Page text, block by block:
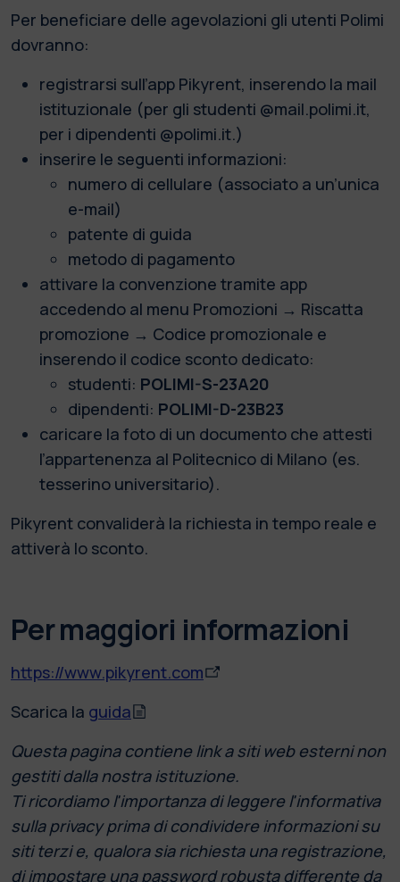
Per beneficiare delle agevolazioni gli utenti Polimi
dovranno:
registrarsi sull’app Pikyrent, inserendo la mail
istituzionale (per gli studenti @mail.polimi.it,
per i dipendenti @polimi.it.)
inserire le seguenti informazioni:
numero di cellulare (associato a un’unica
e-mail)
patente di guida
metodo di pagamento
attivare la convenzione tramite app
accedendo al menu Promozioni → Riscatta
promozione → Codice promozionale e
inserendo il codice sconto dedicato:
studenti: POLIMI-S-23A20
dipendenti: POLIMI-D-23B23
caricare la foto di un documento che attesti
l’appartenenza al Politecnico di Milano (es.
tesserino universitario).
Pikyrent convaliderà la richiesta in tempo reale e
attiverà lo sconto.
Per maggiori informazioni
https://www.pikyrent.com
Scarica la guida
Questa pagina contiene link a siti web esterni non
gestiti dalla nostra istituzione.
Ti ricordiamo l'importanza di leggere l'informativa
sulla privacy prima di condividere informazioni su
siti terzi e, qualora sia richiesta una registrazione,
di impostare una password robusta differente da